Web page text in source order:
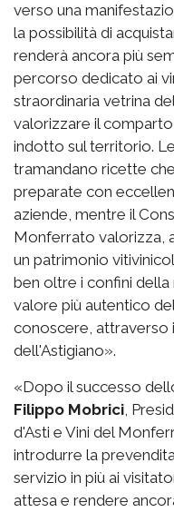
verso una
la possibilità di
renderà ancora più
percorso dedicato ai
straordinaria vetrina
valorizzare il
indotto sul territorio.
tramandano ricette
preparate con
aziende, mentre il
Monferrato valorizza,
un patrimonio
ben oltre i confini della
valore più autentico
conoscere, attraverso
dell'Astigiano».
«Dopo il successo
Filippo Mobrici ,
d'Asti e Vini del
introdurre la
servizio in più ai
attesa e rendere